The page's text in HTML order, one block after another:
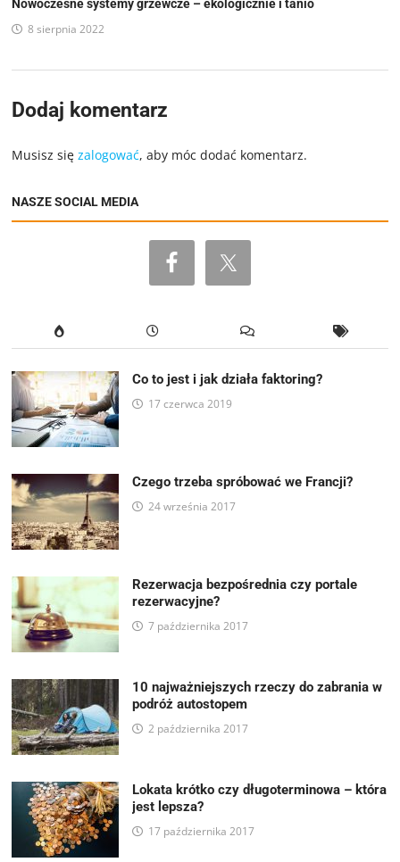
Nowoczesne systemy grzewcze – ekologicznie i tanio
8 sierpnia 2022
Dodaj komentarz
Musisz sięzalogować, aby móc dodać komentarz.
NASZE SOCIAL MEDIA
Co to jest i jak działa faktoring?
17 czerwca 2019
Czego trzeba spróbować we Francji?
24 września 2017
Rezerwacja bezpośrednia czy portale
rezerwacyjne?
7 października 2017
10 najważniejszych rzeczy do zabrania w
podróż autostopem
2 października 2017
Lokata krótko czy długoterminowa – która
jest lepsza?
17 października 2017